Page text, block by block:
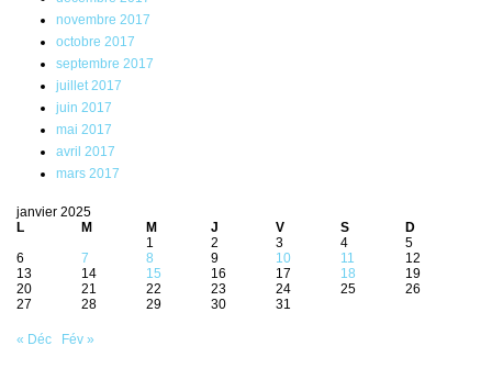
novembre 2017
octobre 2017
septembre 2017
juillet 2017
juin 2017
mai 2017
avril 2017
mars 2017
janvier 2025
L
M M J V S
D
1
2 3 4
5
6
7 8 9 10 11
12
13
14 15 16 17 18
19
20
21 22 23 24 25
26
27
28 29 30 31
« Déc Fév »